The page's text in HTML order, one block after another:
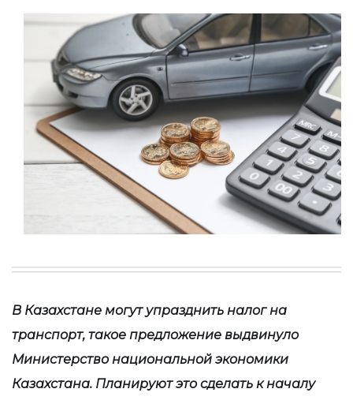
В Казахстане могут упразднить налог на
транспорт, такое предложение выдвинуло
Министерство национальной экономики
Казахстана. Планируют это сделать к началу